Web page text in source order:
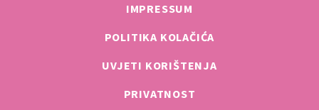
IMPRESSUM
POLITIKA KOLAČIĆA
UVJETI KORIŠTENJA
PRIVATNOST